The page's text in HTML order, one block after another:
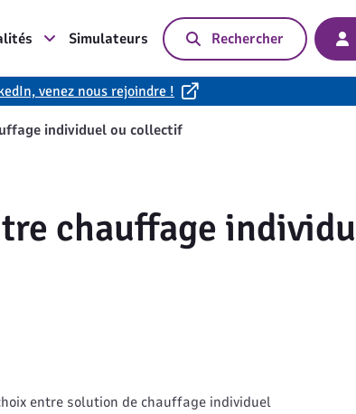
Simulateurs Rechercher
venez nous rejoindre !
individuel ou collectif
chauffage
entre solution de chauffage individuel